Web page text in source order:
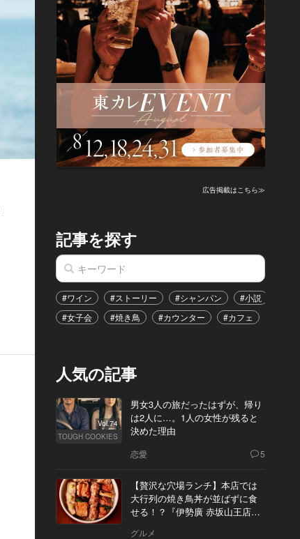
広告掲載はこちら≫
記事を探す
#ワイン #ストーリー #シャンパン #小説
#女子会
#焼き鳥 #カウンター #カフェ
人気の記事
Vol.74
TOUGH COOKIES
男女3人の旅だったはずが、帰り
は2人に…。1人の女性が残ると
決めた理由
恋愛 5
【贅沢な穴場ランチ】本店では
大行列の焼き鳥丼が並ばずに食
せる！？『伊勢廣 赤坂山王店』
グルメ